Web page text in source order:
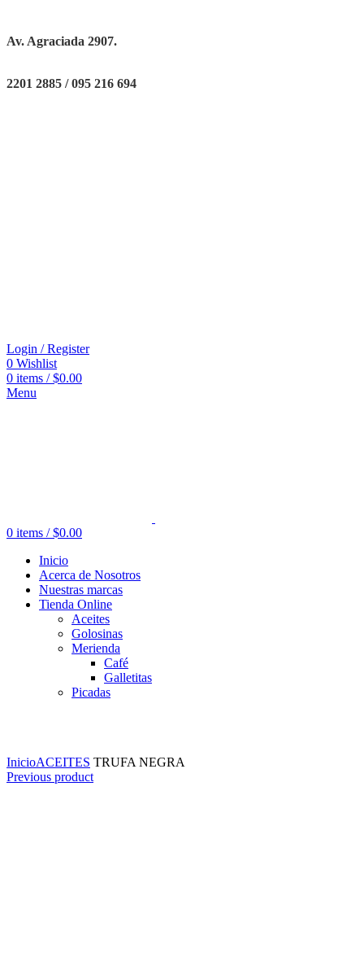
Av. Agraciada 2907.
2201 2885 / 095 216 694
Login / Register
0 Wishlist
0 items / $0.00
Menu
0 items / $0.00
Inicio
Acerca de Nosotros
Nuestras marcas
Tienda Online
Aceites
Golosinas
Merienda
Café
Galletitas
Picadas
InicioACEITES TRUFA NEGRA
Previous product